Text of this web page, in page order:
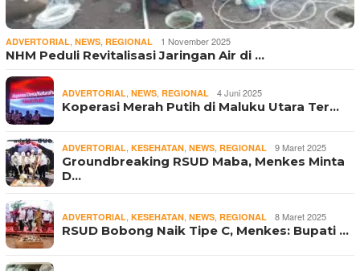
ADVERTORIAL, NEWS, REGIONAL 1 November 2025
NHM Peduli Revitalisasi Jaringan Air di …
ADVERTORIAL, NEWS, REGIONAL 4 Juni 2025
Koperasi Merah Putih di Maluku Utara Ter…
ADVERTORIAL, KESEHATAN, NEWS, REGIONAL 9 Maret 2025
Groundbreaking RSUD Maba, Menkes Minta
D…
ADVERTORIAL, KESEHATAN, NEWS, REGIONAL 8 Maret 2025
RSUD Bobong Naik Tipe C, Menkes: Bupati …